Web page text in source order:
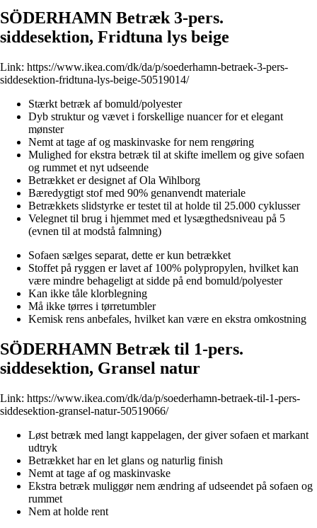
SÖDERHAMN Betræk 3-pers.
siddesektion, Fridtuna lys beige
Link: https://www.ikea.com/dk/da/p/soederhamn-betraek-3-pers-
siddesektion-fridtuna-lys-beige-50519014/
Stærkt betræk af bomuld/polyester
Dyb struktur og vævet i forskellige nuancer for et elegant
mønster
Nemt at tage af og maskinvaske for nem rengøring
Mulighed for ekstra betræk til at skifte imellem og give sofaen
og rummet et nyt udseende
Betrækket er designet af Ola Wihlborg
Bæredygtigt stof med 90% genanvendt materiale
Betrækkets slidstyrke er testet til at holde til 25.000 cyklusser
Velegnet til brug i hjemmet med et lysægthedsniveau på 5
(evnen til at modstå falmning)
Sofaen sælges separat, dette er kun betrækket
Stoffet på ryggen er lavet af 100% polypropylen, hvilket kan
være mindre behageligt at sidde på end bomuld/polyester
Kan ikke tåle klorblegning
Må ikke tørres i tørretumbler
Kemisk rens anbefales, hvilket kan være en ekstra omkostning
SÖDERHAMN Betræk til 1-pers.
siddesektion, Gransel natur
Link: https://www.ikea.com/dk/da/p/soederhamn-betraek-til-1-pers-
siddesektion-gransel-natur-50519066/
Løst betræk med langt kappelagen, der giver sofaen et markant
udtryk
Betrækket har en let glans og naturlig finish
Nemt at tage af og maskinvaske
Ekstra betræk muliggør nem ændring af udseendet på sofaen og
rummet
Nem at holde rent